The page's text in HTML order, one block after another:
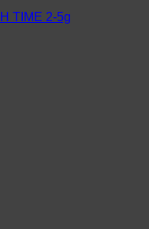
TIME 2-5g